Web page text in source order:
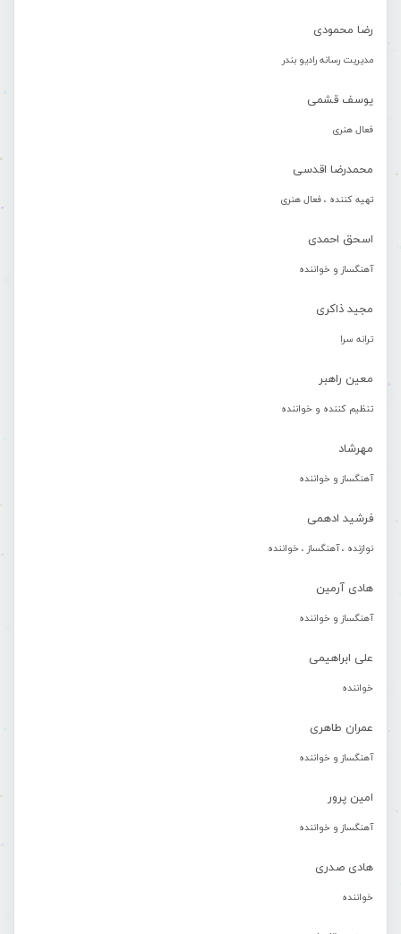
رضا محمودی
مدیریت رسانه رادیو بندر
یوسف قشمی
فعال هنری
محمدرضا اقدسی
تهیه کننده ، فعال هنری
اسحق احمدی
آهنگساز و خواننده
مجید ذاکری
ترانه سرا
معین راهبر
تنظیم کننده و خواننده
مهرشاد
آهنگساز و خواننده
فرشید ادهمی
نوازنده ، آهنگساز ، خواننده
هادی آرمین
آهنگساز و خواننده
علی ابراهیمی
خواننده
عمران طاهری
آهنگساز و خواننده
امین پرور
آهنگساز و خواننده
هادی صدری
خواننده